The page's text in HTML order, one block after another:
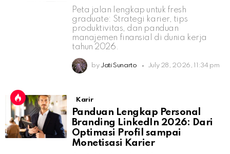
Peta jalan lengkap untuk fresh
graduate: Strategi karier, tips
produktivitas, dan panduan
manajemen finansial di dunia kerja
tahun 2026.
by Jati Sunarto July 28, 2026, 11:34 pm
Karir
Panduan Lengkap Personal
Branding LinkedIn 2026: Dari
Optimasi Profil sampai
Monetisasi Karier